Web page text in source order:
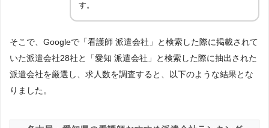
す。
そこで、Googleで「看護師 派遣会社」と検索した際に掲載されて
いた派遣会社28社と「愛知 派遣会社」と検索した際に抽出された
派遣会社を厳選し、求人数を調査すると、以下のような結果とな
りました。